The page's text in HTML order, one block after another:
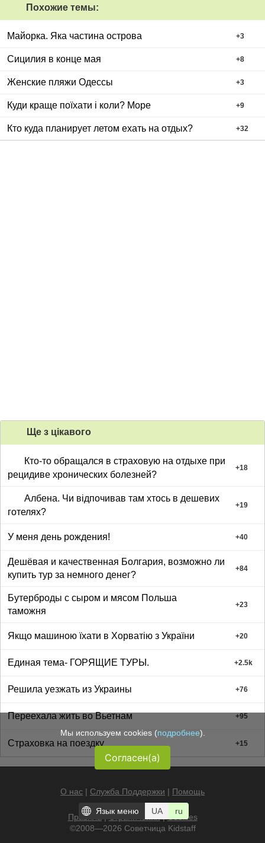
Похожие темы:
Майорка. Яка частина острова +3
Сицилия в конце мая +8
Женские пляжи Одессы +3
Куди краще поїхати і коли? Море +9
Кто куда планирует летом ехать на отдых? +32
Ще з цiкавого
Кто-то обращался в страховую на отдыхе при
рецидиве хронических болезней?
+18
Албена. Чи відпочивав там хтось в дешевих
готелях?
+19
У меня день рождения! +40
Дешёвая и качественная Болгария, возможно ли
купить тур за немного денег?
+84
Бутерброды с сыром и мясом Польша
таможня
+23
Якщо машиною їхати в Хорватію з України +20
Единая тема- ГОРЯЩИЕ ТУРЫ. +2.5k
Решила уезжать из Украины +76
Переехала жить во Вьетнам +95
Страховка на поездку +15
О нас | Служба Поддержки | Помощь
Правила|Ограничения|Cookies
©2008—2026 Советчица Kidstaff
Мы используем cookies (подробнее).
Согласен(а)
Язык меню UA ru